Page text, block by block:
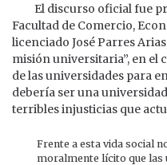
El discurso oficial fue
Facultad de Comercio,
licenciado José Parres
misión universitaria”, en el
de las universidades para
debería ser una
terribles injusticias que
Frente a esta vida social
moralmente lícito que las